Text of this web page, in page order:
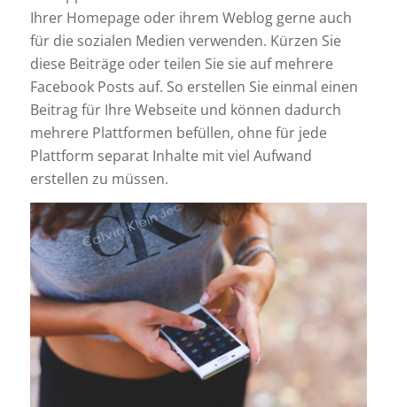
Ihrer Homepage oder ihrem Weblog gerne auch
für die sozialen Medien verwenden. Kürzen Sie
diese Beiträge oder teilen Sie sie auf mehrere
Facebook Posts auf. So erstellen Sie einmal einen
Beitrag für Ihre Webseite und können dadurch
mehrere Plattformen befüllen, ohne für jede
Plattform separat Inhalte mit viel Aufwand
erstellen zu müssen.